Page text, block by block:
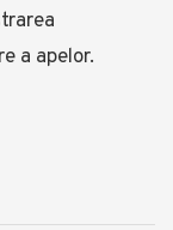
a apelor.